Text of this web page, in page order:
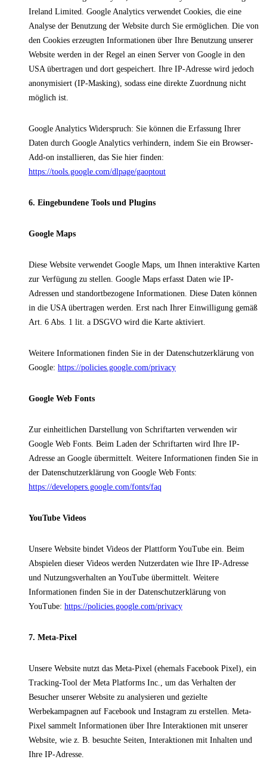
Ireland Limited. Google Analytics verwendet Cookies, die eine
Analyse der Benutzung der Website durch Sie ermöglichen. Die von
den Cookies erzeugten Informationen über Ihre Benutzung unserer
Website werden in der Regel an einen Server von Google in den
USA übertragen und dort gespeichert. Ihre IP-Adresse wird jedoch
anonymisiert (IP-Masking), sodass eine direkte Zuordnung nicht
möglich ist.
Google Analytics Widerspruch: Sie können die Erfassung Ihrer
Daten durch Google Analytics verhindern, indem Sie ein Browser-
Add-on installieren, das Sie hier finden:
https://tools.google.com/dlpage/gaoptout
6. Eingebundene Tools und Plugins
Google Maps
Diese Website verwendet Google Maps, um Ihnen interaktive Karten
zur Verfügung zu stellen. Google Maps erfasst Daten wie IP-
Adressen und standortbezogene Informationen. Diese Daten können
in die USA übertragen werden. Erst nach Ihrer Einwilligung gemäß
Art. 6 Abs. 1 lit. a DSGVO wird die Karte aktiviert.
Weitere Informationen finden Sie in der Datenschutzerklärung von
Google: https://policies.google.com/privacy
Google Web Fonts
Zur einheitlichen Darstellung von Schriftarten verwenden wir
Google Web Fonts. Beim Laden der Schriftarten wird Ihre IP-
Adresse an Google übermittelt. Weitere Informationen finden Sie in
der Datenschutzerklärung von Google Web Fonts:
https://developers.google.com/fonts/faq
YouTube Videos
Unsere Website bindet Videos der Plattform YouTube ein. Beim
Abspielen dieser Videos werden Nutzerdaten wie Ihre IP-Adresse
und Nutzungsverhalten an YouTube übermittelt. Weitere
Informationen finden Sie in der Datenschutzerklärung von
YouTube: https://policies.google.com/privacy
7. Meta-Pixel
Unsere Website nutzt das Meta-Pixel (ehemals Facebook Pixel), ein
Tracking-Tool der Meta Platforms Inc., um das Verhalten der
Besucher unserer Website zu analysieren und gezielte
Werbekampagnen auf Facebook und Instagram zu erstellen. Meta-
Pixel sammelt Informationen über Ihre Interaktionen mit unserer
Website, wie z. B. besuchte Seiten, Interaktionen mit Inhalten und
Ihre IP-Adresse.